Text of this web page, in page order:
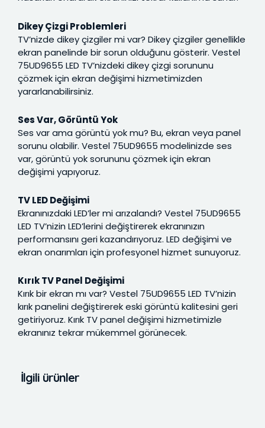
Dikey Çizgi Problemleri
TV’nizde dikey çizgiler mi var? Dikey çizgiler genellikle
ekran panelinde bir sorun olduğunu gösterir. Vestel
75UD9655 LED TV’nizdeki dikey çizgi sorununu
çözmek için ekran değişimi hizmetimizden
yararlanabilirsiniz.
Ses Var, Görüntü Yok
Ses var ama görüntü yok mu? Bu, ekran veya panel
sorunu olabilir. Vestel 75UD9655 modelinizde ses
var, görüntü yok sorununu çözmek için ekran
değişimi yapıyoruz.
TV LED Değişimi
Ekranınızdaki LED’ler mi arızalandı? Vestel 75UD9655
LED TV’nizin LED’lerini değiştirerek ekranınızın
performansını geri kazandırıyoruz. LED değişimi ve
ekran onarımları için profesyonel hizmet sunuyoruz.
Kırık TV Panel Değişimi
Kırık bir ekran mı var? Vestel 75UD9655 LED TV’nizin
kırık panelini değiştirerek eski görüntü kalitesini geri
getiriyoruz. Kırık TV panel değişimi hizmetimizle
ekranınız tekrar mükemmel görünecek.
İlgili ürünler